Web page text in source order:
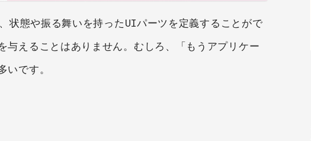
状態や振る舞いを持ったUIパーツを定義することがで
えることはありません。むしろ、「もうアプリケー
です。